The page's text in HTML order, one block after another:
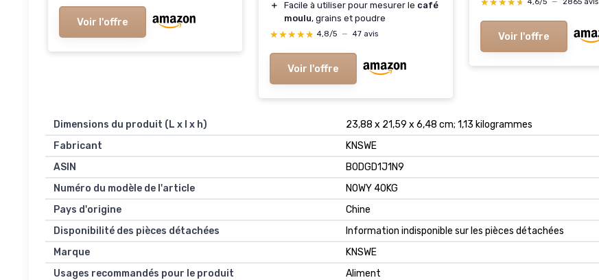
Voir l'offre
＋
Facile à utiliser pour mesurer le café
moulu, grains et poudre
★★★★★
★★★★★ 4,8/5 — 47 avis
Voir l'offre
4,6/5 — 2865 avis
Voir l'offre
Dimensions du produit (L x l x h)
23,88 x 21,59 x 6,48 cm; 1,13 kilogrammes
Fabricant
KNSWE
ASIN
B0DGD1J1N9
Numéro du modèle de l'article
NOWY 40KG
Pays d'origine
Chine
Disponibilité des pièces détachées
Information indisponible sur les pièces détachées
Marque
KNSWE
Usages recommandés pour le produit
Aliment